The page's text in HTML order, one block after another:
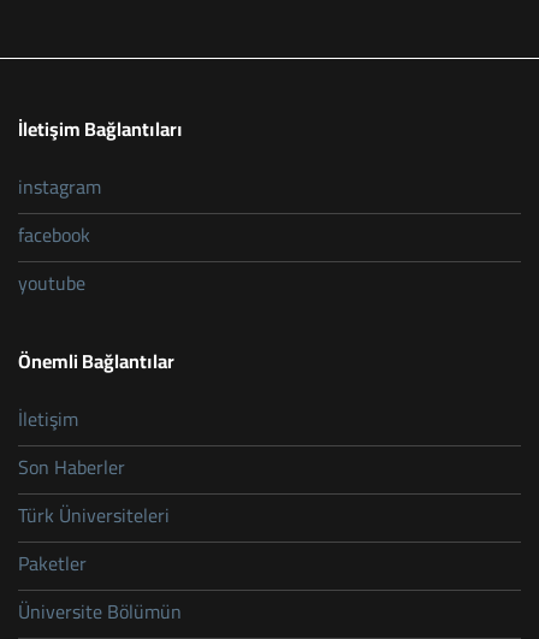
İletişim Bağlantıları
instagram
facebook
youtube
Önemli Bağlantılar
İletişim
Son Haberler
Türk Üniversiteleri
Paketler
Üniversite Bölümün